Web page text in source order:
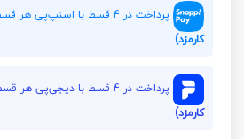
پرداخت در 4 قسط با اسنپ‌پی هر قسط
کارمزد)
پرداخت در 4 قسط با دیجی‌پی هر قسط
کارمزد)